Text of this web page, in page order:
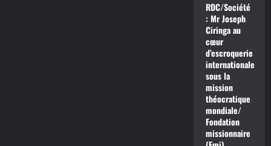
RDC/Société
: Mr Joseph
Ciringa au
cœur
d’escroquerie
internationale
sous la
mission
théocratique
mondiale/
Fondation
missionnaire